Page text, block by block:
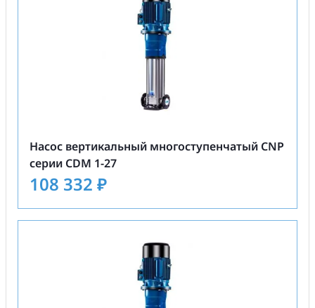
Насос вертикальный многоступенчатый CNP
серии CDM 1-27
108 332 ₽